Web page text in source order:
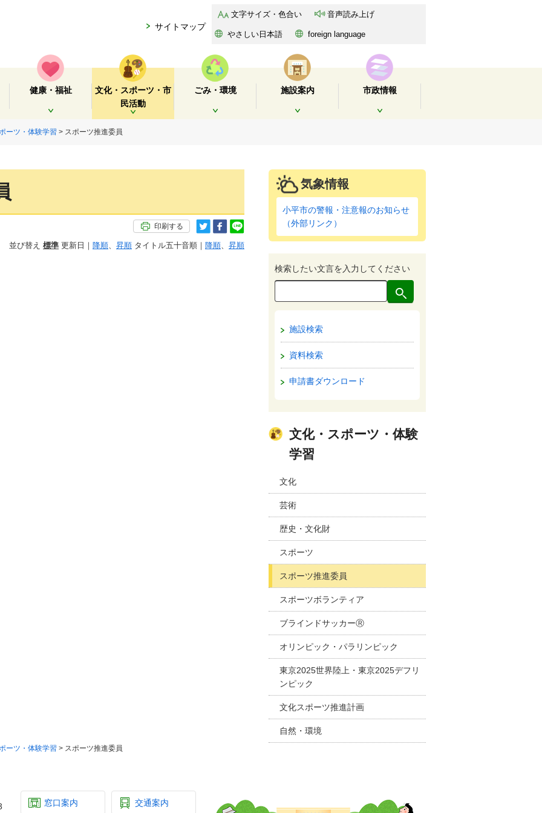
サイトマップ
文字サイズ・色合い 音声読み上げ
やさしい日本語 foreign language
健康・福祉
開く
文化・スポーツ・市
民活動
ごみ・環境 施設案内 市政情報
ーツ・体験学習 > スポーツ推進委員
印刷する
並び替え 標準 更新日｜ 降順、 昇順 タイトル五十音順｜ 降順、 昇順
気象情報
小平市の警報・注意報のお知らせ
（外部リンク）
検索したい文言を入力してください
施設検索
資料検索
申請書ダウンロード
文化・スポーツ・体験
学習
文化
芸術
歴史・文化財
スポーツ
スポーツ推進委員
スポーツボランティア
ブラインドサッカーⓇ
オリンピック・パラリンピック
東京2025世界陸上・東京2025デフリ
ンピック
文化スポーツ推進計画
自然・環境
ーツ・体験学習 > スポーツ推進委員
窓口案内 交通案内